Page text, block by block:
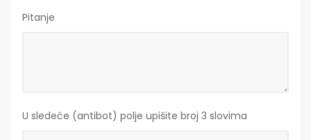
Pitanje
U sledeće (antibot) polje upišite broj 3 slovima